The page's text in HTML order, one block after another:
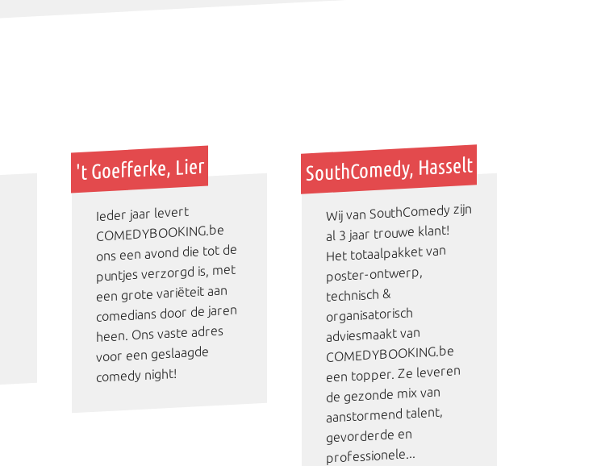
't Goefferke, Lier
Ieder jaar levert
COMEDYBOOKING.be
ons een avond die tot de
puntjes verzorgd is, met
een grote variëteit aan
comedians door de jaren
heen. Ons vaste adres
voor een geslaagde
comedy night!
SouthComedy, Hasselt
Wij van SouthComedy zijn
al 3 jaar trouwe klant!
Het totaalpakket van
poster-ontwerp,
technisch &
organisatorisch
adviesmaakt van
COMEDYBOOKING.be
een topper. Ze leveren
de gezonde mix van
aanstormend talent,
gevorderde en
professionele...